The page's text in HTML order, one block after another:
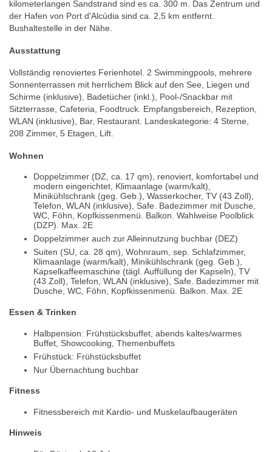
kilometerlangen Sandstrand sind es ca. 300 m. Das Zentrum und
der Hafen von Port d'Alcúdia sind ca. 2,5 km entfernt.
Bushaltestelle in der Nähe.
Ausstattung
Vollständig renoviertes Ferienhotel. 2 Swimmingpools, mehrere
Sonnenterrassen mit herrlichem Blick auf den See, Liegen und
Schirme (inklusive), Badetücher (inkl.), Pool-/Snackbar mit
Sitzterrasse, Cafeteria, Foodtruck. Empfangsbereich, Rezeption,
WLAN (inklusive), Bar, Restaurant. Landeskategorie: 4 Sterne,
208 Zimmer, 5 Etagen, Lift.
Wohnen
Doppelzimmer (DZ, ca. 17 qm), renoviert, komfortabel und
modern eingerichtet, Klimaanlage (warm/kalt),
Minikühlschrank (geg. Geb.), Wasserkocher, TV (43 Zoll),
Telefon, WLAN (inklusive), Safe. Badezimmer mit Dusche,
WC, Föhn, Kopfkissenmenü. Balkon. Wahlweise Poolblick
(DZP). Max. 2E
Doppelzimmer auch zur Alleinnutzung buchbar (DEZ)
Suiten (SU, ca. 28 qm), Wohnraum, sep. Schlafzimmer,
Klimaanlage (warm/kalt), Minikühlschrank (geg. Geb.),
Kapselkaffeemaschine (tägl. Auffüllung der Kapseln), TV
(43 Zoll), Telefon, WLAN (inklusive), Safe. Badezimmer mit
Dusche, WC, Föhn, Kopfkissenmenü. Balkon. Max. 2E
Essen & Trinken
Halbpension: Frühstücksbuffet, abends kaltes/warmes
Buffet, Showcooking, Themenbuffets
Frühstück: Frühstücksbuffet
Nur Übernachtung buchbar
Fitness
Fitnessbereich mit Kardio- und Muskelaufbaugeräten
Hinweis